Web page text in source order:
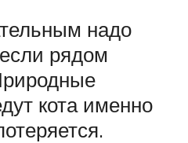
надо
рядом
кота именно